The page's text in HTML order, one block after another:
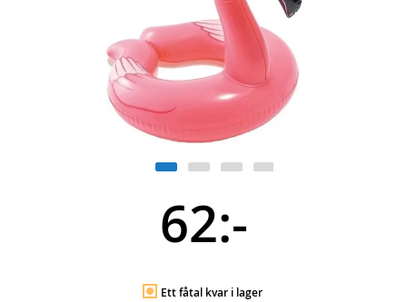
62:-
Ett fåtal kvar i lager